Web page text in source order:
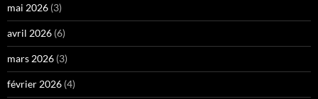
mai 2026 (3)
avril 2026 (6)
mars 2026 (3)
février 2026 (4)